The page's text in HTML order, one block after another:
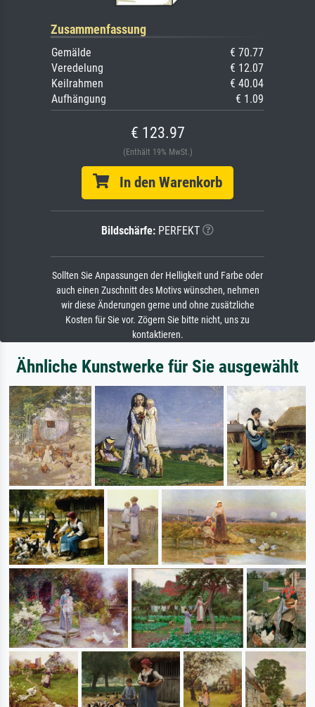
Zusammenfassung
Gemälde
€ 70.77
Veredelung
€ 12.07
Keilrahmen
€ 40.04
Aufhängung
€ 1.09
€ 123.97
(Enthält 19% MwSt.)
In den Warenkorb
Bildschärfe: PERFEKT
Sollten Sie Anpassungen der Helligkeit und Farbe oder
auch einen Zuschnitt des Motivs wünschen, nehmen
wir diese Änderungen gerne und ohne zusätzliche
Kosten für Sie vor. Zögern Sie bitte nicht, uns zu
kontaktieren.
Ähnliche Kunstwerke für Sie ausgewählt